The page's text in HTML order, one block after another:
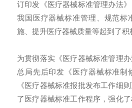
订印发《医疗器械标准管理办法
我国医疗器械标准管理、规范标
施、提升医疗器械质量等起到了积
为贯彻落实《医疗器械标准管理
总局先后印发《医疗器械标准制
《医疗器械标准报批发布工作细
了医疗器械标准工作程序，强化